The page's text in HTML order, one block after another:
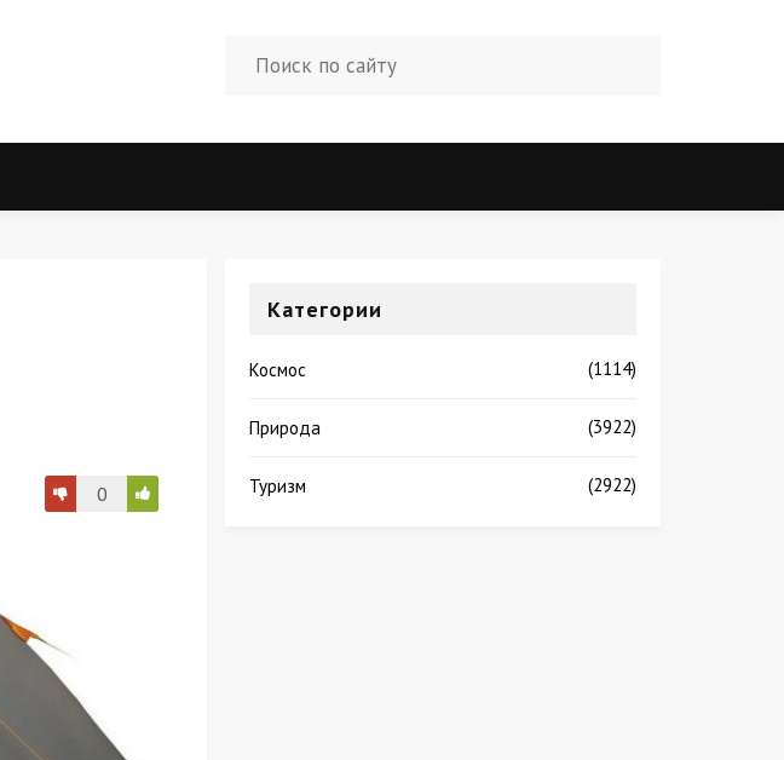
0
Категории
Космос (1114)
Природа (3922)
Туризм (2922)